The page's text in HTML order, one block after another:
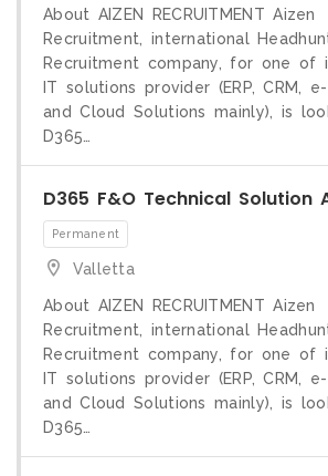
CDI
About AIZEN RECRUITMENT Aizen
Recruitment, international
Recruitment company, for one of
IT solutions provider (ERP, CRM,
and Cloud Solutions mainly), is
D365…
D365 F&O Technical Solution
Valletta
About AIZEN RECRUITMENT Aizen
Recruitment, international
Recruitment company, for one of
IT solutions provider (ERP, CRM,
and Cloud Solutions mainly), is
D365…